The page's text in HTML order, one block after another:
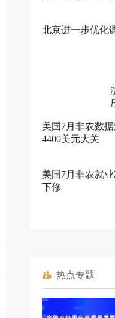
北京进一步优化
美国7月非农数
4400美元大关
美国7月非农就
下修
热点专题